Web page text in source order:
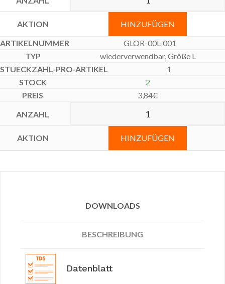
HINZUFÜGEN
GLOR-00L-001
wiederverwendbar, Größe L
1
2
3,84€
HINZUFÜGEN
DOWNLOADS
BESCHREIBUNG
Datenblatt